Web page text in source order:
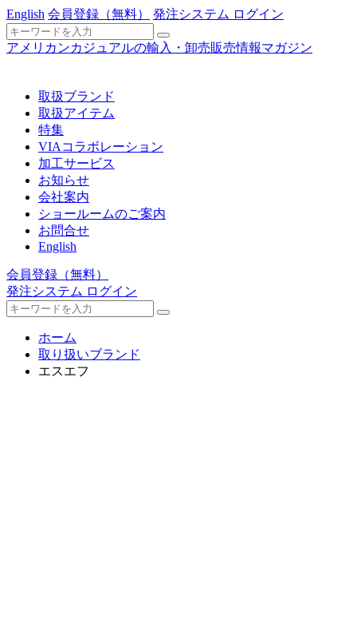
English 会員登録 （無料） 発注システム ログイン
アメリカンカジュアルの輸入・卸売販売情報マガジン
取扱ブランド
取扱アイテム
特集
VIAコラボレーション
加工サービス
お知らせ
会社案内
ショールームのご案内
お問合せ
English
会員登録 （無料）
発注システム ログイン
ホーム
取り扱いブランド
エスエフ